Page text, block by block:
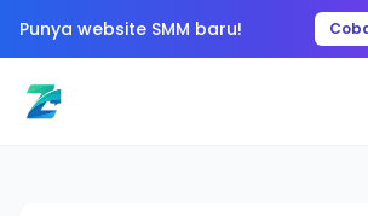
Punya website SMM baru!